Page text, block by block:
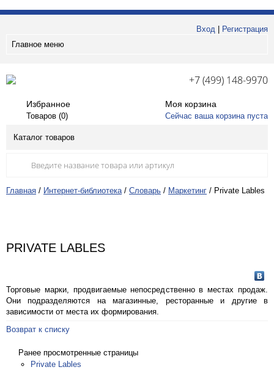
Вход
Регистрация
Главное меню
+7 (499) 148-9970
Избранное
Товаров (0)
Моя корзина
Сейчас ваша корзина пуста
Каталог товаров
Главная / Интернет-библиотека / Словарь / Маркетинг / Private Lables
PRIVATE LABLES
Торговые марки, продвигаемые непосредственно в местах продаж.
Они подразделяются на магазинные, ресторанные и другие в
зависимости от места их формирования.
Возврат к списку
Ранее просмотренные страницы
Private Lables